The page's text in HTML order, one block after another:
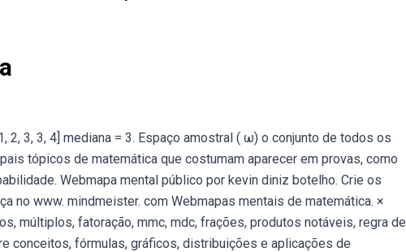
2, 3, 3, 4] mediana = 3. Espaço amostral ( ω) o conjunto de todos os
tópicos de matemática que costumam aparecer em provas, como
Webmapa mental público por kevin diniz botelho. Crie os
no www. mindmeister. com Webmapas mentais de matemática. ×
múltiplos, fatoração, mmc, mdc, frações, produtos notáveis, regra de
conceitos, fórmulas, gráficos, distribuições e aplicações de